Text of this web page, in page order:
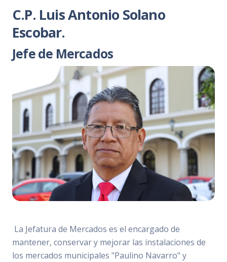
C.P. Luis Antonio Solano
Escobar.
Jefe de Mercados
La Jefatura de Mercados es el encargado de
mantener, conservar y mejorar las instalaciones de
los mercados municipales "Paulino Navarro" y